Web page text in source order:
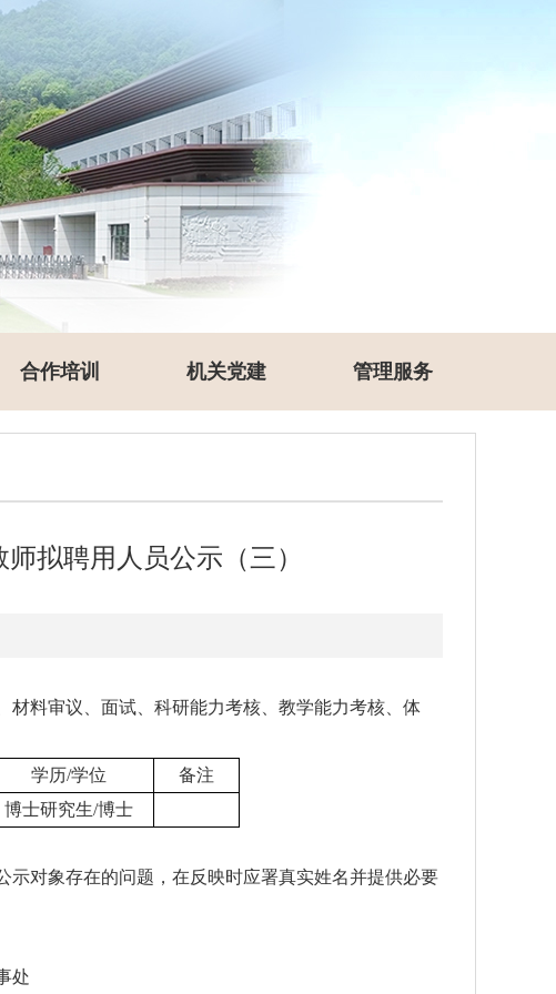
合作培训 机关党建 管理服务
拟聘用人员公示（三）
材料审议、面试、科研能力考核、教学能力考核、体
学历/学位
备注
博士研究生/博士
对象存在的问题，在反映时应署真实姓名并提供必要
处